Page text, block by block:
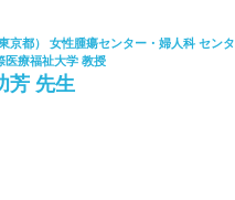
京都） 女性腫瘍センター・婦人科 センタ
医療福祉大学 教授
芳 先生